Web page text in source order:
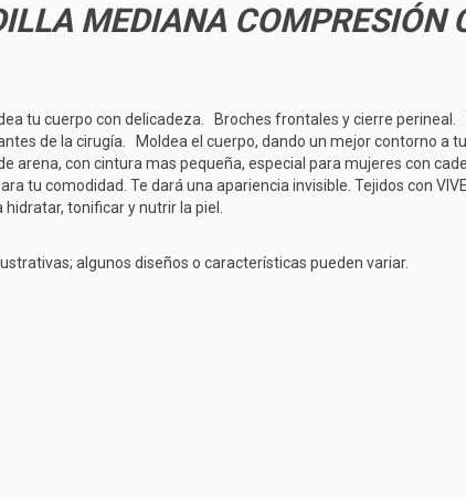
MEDIANA COMPRESIÓN
tu cuerpo con delicadeza. Broches frontales y cierre perineal.
de la cirugía.
Moldea el cuerpo, dando un mejor contorno a
arena, con cintura mas pequeña, especial para mujeres con
tu comodidad. Te dará una apariencia invisible. Tejidos con
tonificar y nutrir la piel.
algunos diseños o características pueden variar.